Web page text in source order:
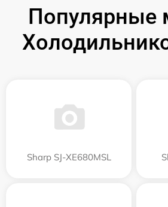
Популярные
Sharp SJ-XE680MSL